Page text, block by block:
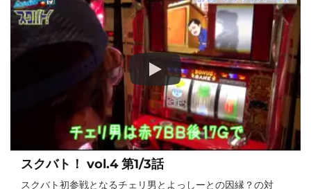
スクバト！ vol.4 第1/3話
スクバト初参戦となるチェリ男とよっしーとの因縁？の対